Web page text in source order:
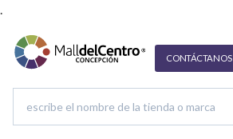
.
CONTÁCTANOS